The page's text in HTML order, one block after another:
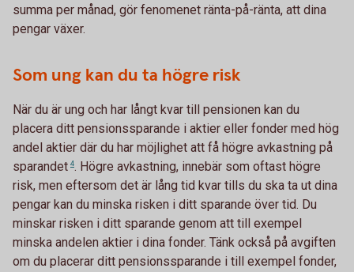
summa per månad, gör fenomenet ränta-på-ränta, att dina
pengar växer.
Som ung kan du ta högre risk
När du är ung och har långt kvar till pensionen kan du
placera ditt pensionssparande i aktier eller fonder med hög
andel aktier där du har möjlighet att få högre avkastning på
sparandet 4. Högre avkastning, innebär som oftast högre
risk, men eftersom det är lång tid kvar tills du ska ta ut dina
pengar kan du minska risken i ditt sparande över tid. Du
minskar risken i ditt sparande genom att till exempel
minska andelen aktier i dina fonder. Tänk också på avgiften
om du placerar ditt pensionssparande i till exempel fonder,